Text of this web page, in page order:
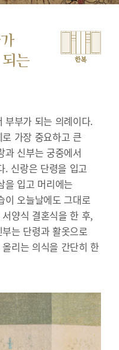
는
한복
부부가 되는 의례이다.
가장 중요하고 큰
과 신부는 궁중에서
. 신랑은 단령을 입고
을 입고 머리에는
이 오늘날에도 그대로
양식 결혼식을 한 후,
는 단령과 활옷으로
리는 의식을 간단히 한